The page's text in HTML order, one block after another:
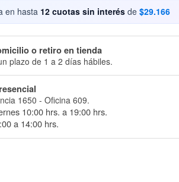
en hasta 12 cuotas sin interés de$29.166
o retiro en tienda
plazo de 1 a 2 días hábiles.
1650 - Oficina 609.
10:00 hrs. a 19:00 hrs.
a 14:00 hrs.